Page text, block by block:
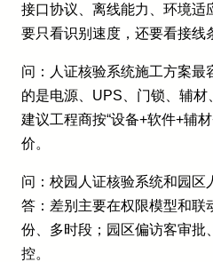
接口协议、离线能力、环境适
要只看识别速度，还要看接线
问：人证核验系统施工方案最
的是电源、UPS、门锁、辅材
建议工程商按“设备+软件+辅
价。
问：校园人证核验系统和园区
答：差别主要在权限模型和联
份、多时段；园区偏访客审批
控。